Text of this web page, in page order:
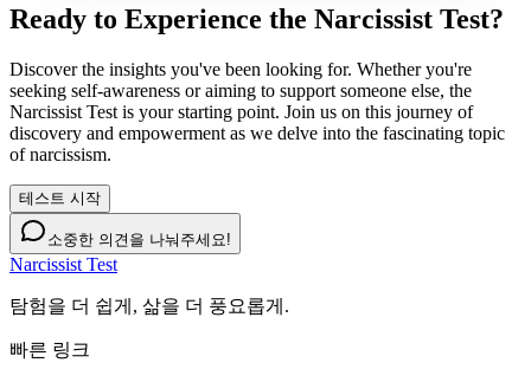
Ready to Experience the Narcissist Test?
Discover the insights you've been looking for. Whether you're
seeking self-awareness or aiming to support someone else, the
Narcissist Test is your starting point. Join us on this journey of
discovery and empowerment as we delve into the fascinating topic
of narcissism.
테스트 시작
소중한 의견을 나눠주세요!
Narcissist Test
탐험을 더 쉽게, 삶을 더 풍요롭게.
빠른 링크